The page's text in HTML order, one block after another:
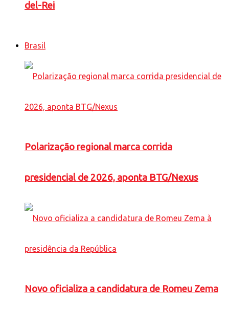
del-Rei
Brasil
Polarização regional marca corrida
presidencial de 2026, aponta BTG/Nexus
Novo oficializa a candidatura de Romeu Zema